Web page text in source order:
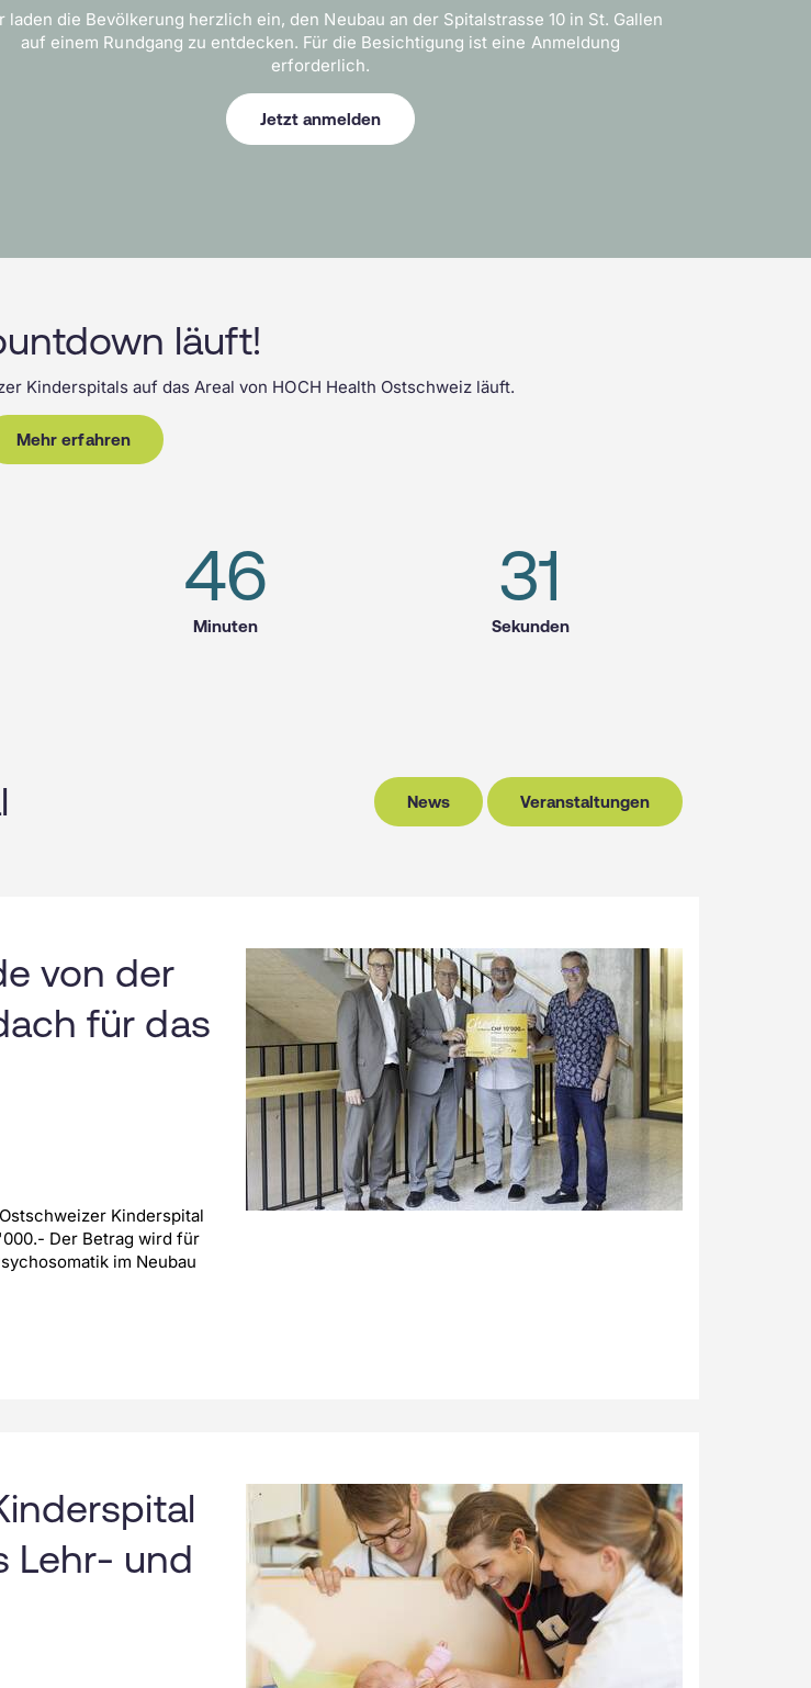
SG?
laden die Bevölkerung herzlich ein, den Neubau an der Spitalstrasse 10 in St. Gallen
auf einem Rundgang zu entdecken. Für die Besichtigung ist eine Anmeldung
erforderlich.
Jetzt anmelden
läuft!
Kinderspitals auf das Areal von HOCH Health Ostschweiz läuft.
Mehr erfahren
46
Minuten
30
Sekunden
News Veranstaltungen
von der
für das
Kinderspital
Der Betrag wird für
im Neubau
Lehr- und